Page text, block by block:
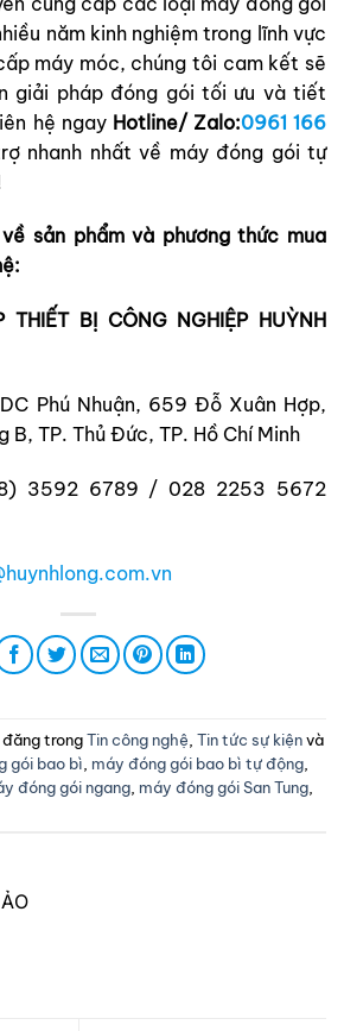
năm kinh nghiệm trong lĩnh vực
máy móc, chúng tôi cam kết sẽ
giải pháp đóng gói tối ưu và tiết
hệ ngay Hotline/ Zalo:0961 166
nhanh nhất về máy đóng gói tự
sản phẩm và phương thức mua
BỊ CÔNG NGHIỆP HUỲNH
Phú Nhuận, 659 Đỗ Xuân Hợp,
B, TP. Thủ Đức, TP. Hồ Chí Minh
3592 6789 / 028 2253 5672
trongTin công nghệ Tin tức sự kiệnvà
gói bao bì máy đóng gói bao bì tự động
đóng gói ngang máy đóng gói San Tung